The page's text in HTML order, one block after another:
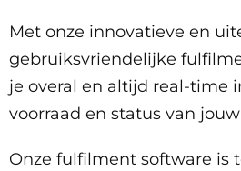
Met onze innovatieve en
gebruiksvriendelijke
je overal en altijd real-time
voorraad en status van
Onze fulfilment software is